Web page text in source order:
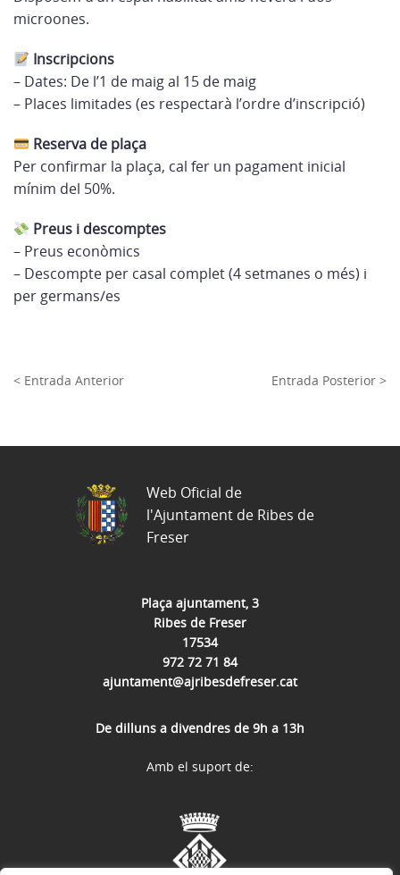
microones.
Inscripcions
– Dates: De l’1 de maig al 15 de maig
– Places limitades (es respectarà l’ordre d’inscripció)
Reserva de plaça
Per confirmar la plaça, cal fer un pagament inicial
mínim del 50%.
Preus i descomptes
– Preus econòmics
– Descompte per casal complet (4 setmanes o més) i
per germans/es
< Entrada Anterior Entrada Posterior >
Plaça ajuntament, 3
Ribes de Freser
17534
972 72 71 84
ajuntament@ajribesdefreser.cat
De dilluns a divendres de 9h a 13h
Web Oficial de
l'Ajuntament de Ribes de
Freser
Amb el suport de: